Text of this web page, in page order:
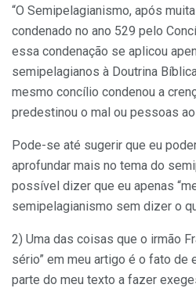
“O Semipelagianismo, após
condenado no ano 529 pelo
essa condenação se aplicou
semipelagianos à Doutrina
mesmo concílio condenou a
predestinou o mal ou pessoas ao
Pode-se até sugerir que eu
aprofundar mais no tema do
possível dizer que eu apenas
semipelagianismo sem dizer o
2) Uma das coisas que o irmão
sério” em meu artigo é o fato de
parte do meu texto a fazer